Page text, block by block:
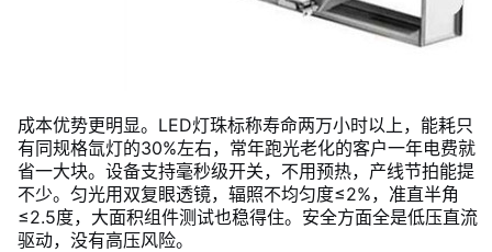
成本优势更明显。LED灯珠标称寿命两万小时以上，能耗只
有同规格氙灯的30%左右，常年跑光老化的客户一年电费就
省一大块。设备支持毫秒级开关，不用预热，产线节拍能提
不少。匀光用双复眼透镜，辐照不均匀度≤2%，准直半角
≤2.5度，大面积组件测试也稳得住。安全方面全是低压直流
驱动，没有高压风险。